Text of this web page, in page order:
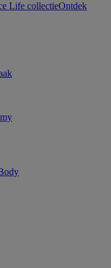
Life collectieOntdek